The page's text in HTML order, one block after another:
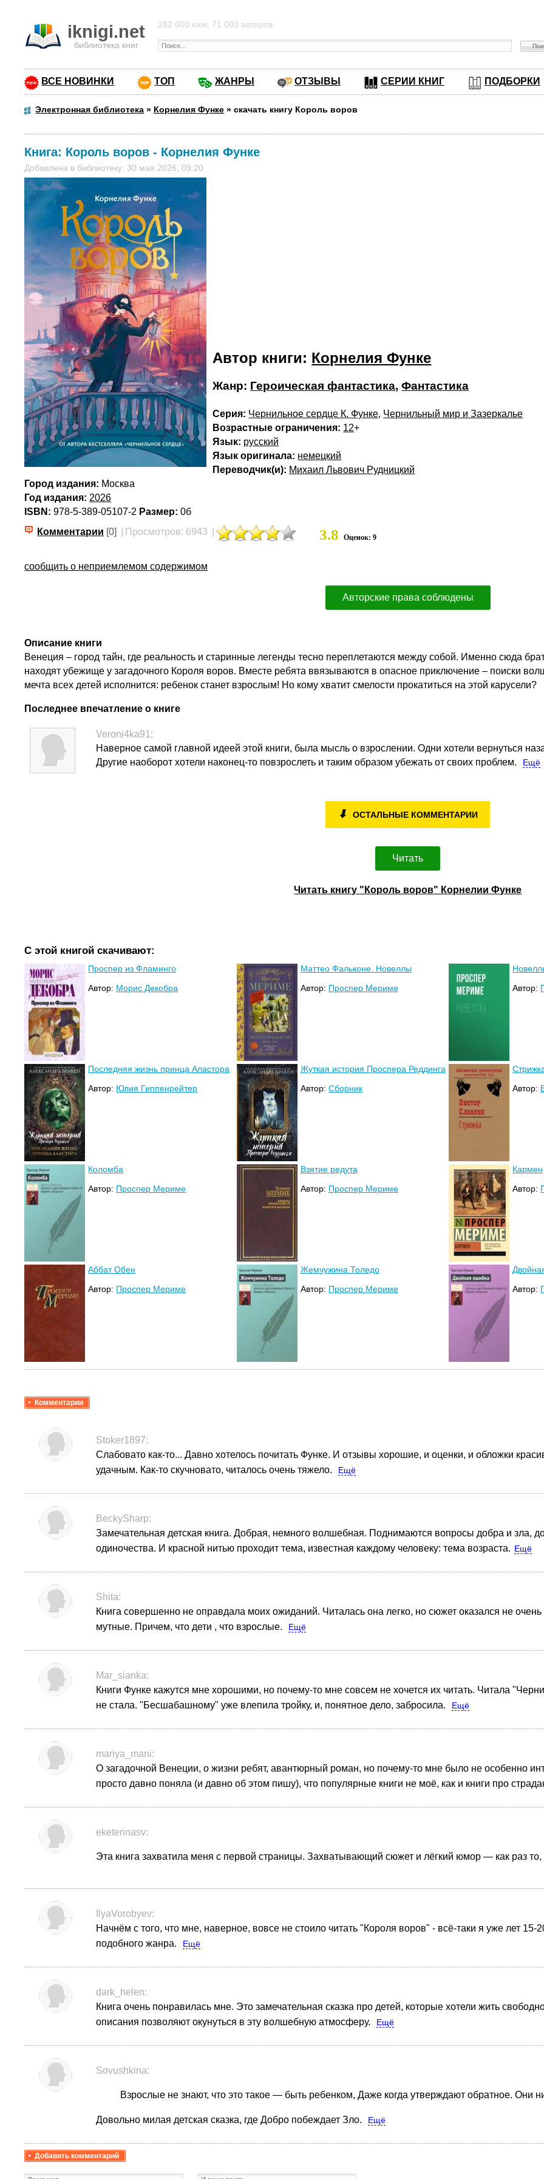
iknigi.net
библиотека книг
282 000 книг, 71 000 авторов
ВСЕ НОВИНКИ ТОП ЖАНРЫ ОТЗЫВЫ СЕРИИ КНИГ ПОДБОРКИ
Электронная библиотека » Корнелия Функе »скачать книгу Король воров
Книга: Король воров - Корнелия Функе
Добавлена в библиотеку: 30 мая 2026, 09:20
Автор книги: Корнелия Функе
Жанр: Героическая фантастика,Фантастика
Серия: Чернильное сердце К. Функе, Чернильный мир и Зазеркалье
Возрастные ограничения: 12+
Язык: русский
Язык оригинала: немецкий
Переводчик(и): Михаил Львович Рудницкий
Город издания: Москва
Год издания: 2026
ISBN: 978-5-389-05107-2 Размер: 0б
Комментарии [0] Просмотров: 6943 3.8 Оценок: 9
сообщить о неприемлемом содержимом
Авторские права соблюдены
Описание книги
Венеция – город тайн, где реальность и старинные легенды тесно переплетаются между собой. Именно сюда
находят убежище у загадочного Короля воров. Вместе ребята ввязываются в опасное приключение – поиски
мечта всех детей исполнится: ребенок станет взрослым! Но кому хватит смелости прокатиться на этой карусели?
Последнее впечатление о книге
Veroni4ka91:
Наверное самой главной идеей этой книги, была мысль о взрослении. Одни хотели вернуться
Другие наоборот хотели наконец-то повзрослеть и таким образом убежать от своих проблем.
Ещё
⬇ ОСТАЛЬНЫЕ КОММЕНТАРИИ
Читать
Читать книгу "Король воров" Корнелии Функе
С этой книгой скачивают:
Проспер из Фламинго
Автор: Морис Декобра
Маттео Фальконе. Новеллы
Автор: Проспер Мериме
Автор:
Последняя жизнь принца Аластора
Автор: Юлия Гиппенрейтер
Жуткая история Проспера Реддинга
Автор: Сборник
Автор:
Коломба
Автор: Проспер Мериме
Взятие редута
Автор: Проспер Мериме
Кармен
Автор:
Аббат Обен
Автор: Проспер Мериме
Жемчужина Толедо
Автор: Проспер Мериме
Автор:
Комментарии
Stoker1897:
Слабовато как-то... Давно хотелось почитать Функе. И отзывы хорошие, и оценки, и обложки
удачным. Как-то скучновато, читалось очень тяжело.
Ещё
BeckySharp:
Замечательная детская книга. Добрая, немного волшебная. Поднимаются вопросы добра и зла,
одиночества. И красной нитью проходит тема, известная каждому человеку: тема возраста. Ещё
Shita:
Книга совершенно не оправдала моих ожиданий. Читалась она легко, но сюжет оказался не
мутные. Причем, что дети , что взрослые.
Ещё
Mar_sianka:
Книги Функе кажутся мне хорошими, но почему-то мне совсем не хочется их читать. Читала
не стала. "Бесшабашному" уже влепила тройку, и, понятное дело, забросила.
Ещё
mariya_mani:
О загадочной Венеции, о жизни ребят, авантюрный роман, но почему-то мне было не особенно
просто давно поняла (и давно об этом пишу), что популярные книги не моё, как и книги про
eketerinasv:
Эта книга захватила меня с первой страницы. Захватывающий сюжет и лёгкий юмор — как раз то,
IlyaVorobyev:
Начнём с того, что мне, наверное, вовсе не стоило читать "Короля воров" - всё-таки я уже лет 15-
подобного жанра.
Ещё
dark_helen:
Книга очень понравилась мне. Это замечательная сказка про детей, которые хотели жить
описания позволяют окунуться в эту волшебную атмосферу.
Ещё
Sovushkina:
Взрослые не знают, что это такое — быть ребенком, Даже когда утверждают обратное. Они
Довольно милая детская сказка, где Добро побеждает Зло. Ещё
Добавить комментарий